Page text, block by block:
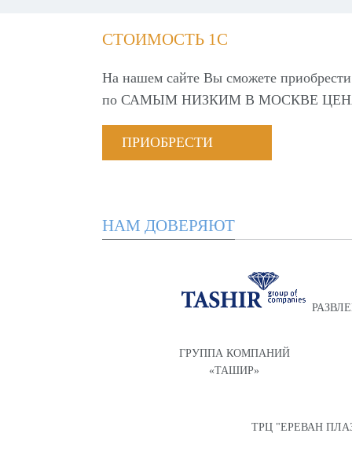
СТОИМОСТЬ 1С
На нашем сайте Вы сможете
по САМЫМ НИЗКИМ В МОСКВЕ
ПРИОБРЕСТИ
НАМ ДОВЕРЯЮТ
ГРУППА КОМПАНИЙ
«ТАШИР»
ТРЦ "ЕРЕВАН